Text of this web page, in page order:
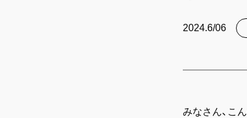
2024.6/06
みなさん、こ